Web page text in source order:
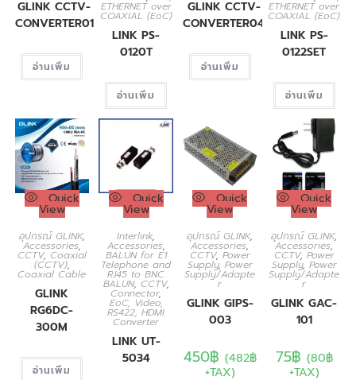
GLINK CCTV-
CONVERTER01
อ่านเพิ่ม
ETHERNET over
COAXIAL (EoC)
LINK PS-
0120T
อ่านเพิ่ม
GLINK CCTV-
CONVERTER04
อ่านเพิ่ม
ETHERNET over
COAXIAL (EoC)
LINK PS-
0122SET
อ่านเพิ่ม
Quick
View
อุปกรณ์ GLINK,
Accessories,
CCTV, Coaxial
(CCTV),
Coaxial Cable
GLINK
RG6DC-
300M
อ่านเพิ่ม
Quick
View
Interlink,
Accessories,
BALUN for E1
Telephone and
RJ45 to BNC
BALUN, CCTV,
Connector,
EoC, Video,
RS422, HDMI
Converter
LINK UT-
5034
Quick
View
อุปกรณ์ GLINK,
Accessories,
CCTV, Power
Supply, Power
Supply/Adapte
r
GLINK GIPS-
003
450฿ (482฿
+TAX)
Quick
View
อุปกรณ์ GLINK,
Accessories,
CCTV, Power
Supply, Power
Supply/Adapte
r
GLINK GAC-
101
75฿ (80฿
+TAX)